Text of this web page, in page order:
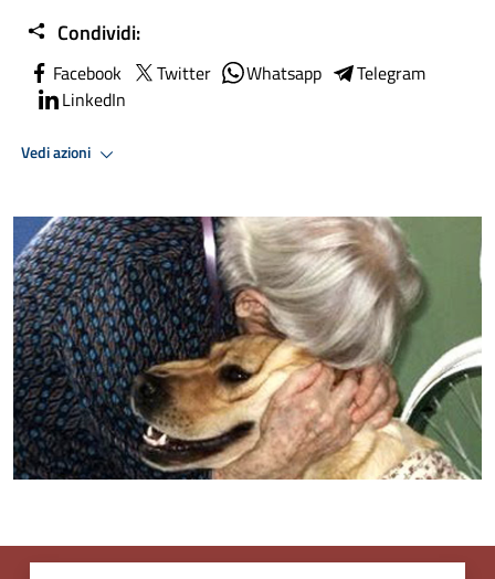
Condividi:
Facebook Twitter Whatsapp
Telegram
LinkedIn
Vedi azioni